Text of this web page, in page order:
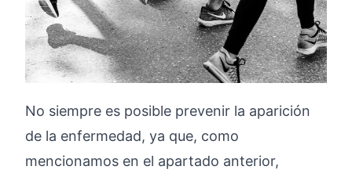
No siempre es posible prevenir la aparición
de la enfermedad, ya que, como
mencionamos en el apartado anterior,